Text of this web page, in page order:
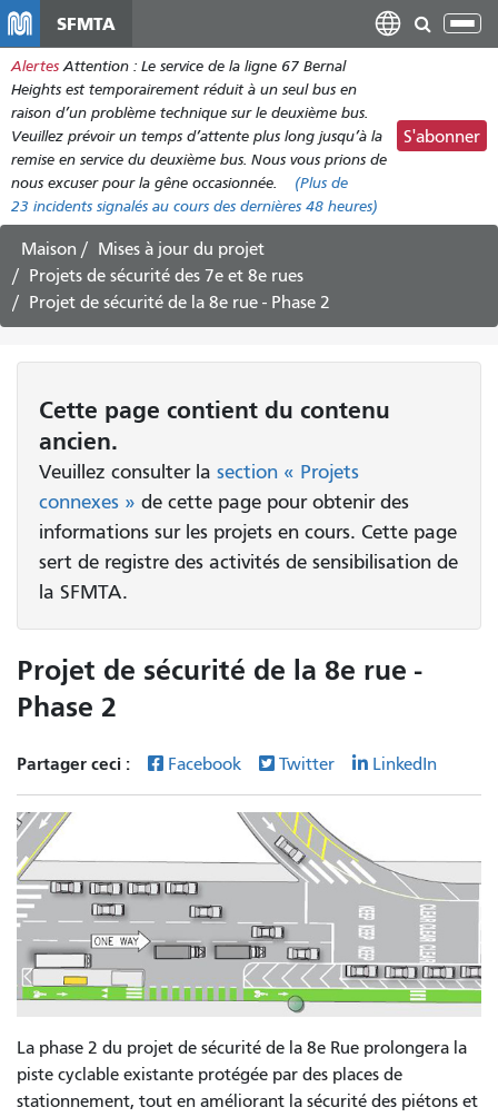
contenu
principal
SFMTA
Alertes Attention : Le service de la ligne 67 Bernal
Heights est temporairement réduit à un seul bus en
raison d’un problème technique sur le deuxième bus.
Veuillez prévoir un temps d’attente plus long jusqu’à la
remise en service du deuxième bus. Nous vous prions de
nous excuser pour la gêne occasionnée.
(Plus de
23 incidents signalés au cours des dernières 48 heures)
S'abonner
Maison
Mises à jour du projet
Projets de sécurité des 7e et 8e rues
Projet de sécurité de la 8e rue - Phase 2
Cette page contient du contenu
ancien.
Veuillez consulter la section « Projets
connexes » de cette page pour obtenir des
informations sur les projets en cours. Cette page
sert de registre des activités de sensibilisation de
la SFMTA.
Projet de sécurité de la 8e rue -
Phase 2
Partager ceci : Facebook Twitter LinkedIn
La phase 2 du projet de sécurité de la 8e Rue prolongera la
piste cyclable existante protégée par des places de
stationnement, tout en améliorant la sécurité des piétons et